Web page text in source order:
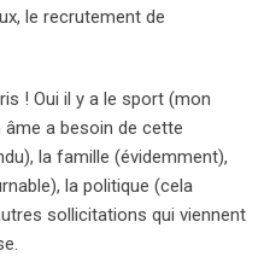
le recrutement de
! Oui il y a le sport (mon
a besoin de cette
la famille (évidemment),
la politique (cela
sollicitations qui viennent